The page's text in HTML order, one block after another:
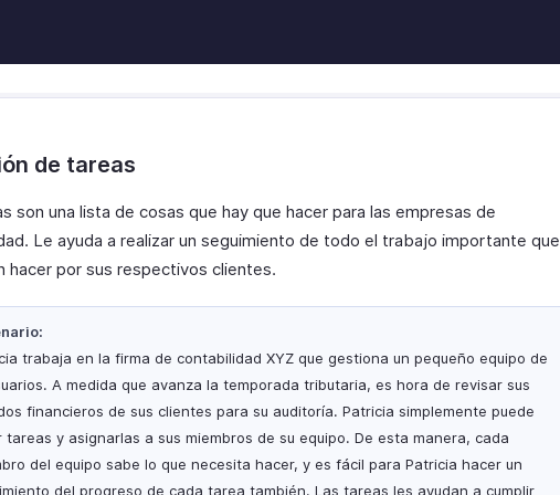
de tareas
son una lista de cosas que hay que hacer para las empresas de
Le ayuda a realizar un seguimiento de todo el trabajo importante que
hacer por sus respectivos clientes.
trabaja en la firma de contabilidad XYZ que gestiona un pequeño equipo de
A medida que avanza la temporada tributaria, es hora de revisar sus
financieros de sus clientes para su auditoría. Patricia simplemente puede
tareas y asignarlas a sus miembros de su equipo. De esta manera, cada
del equipo sabe lo que necesita hacer, y es fácil para Patricia hacer un
del progreso de cada tarea también. Las tareas les ayudan a cumplir